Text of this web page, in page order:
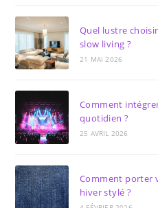
Quel lustre
slow living ?
21 MAI 2026
Comment
quotidien ?
25 AVRIL 2026
Comment porter
hiver stylé ?